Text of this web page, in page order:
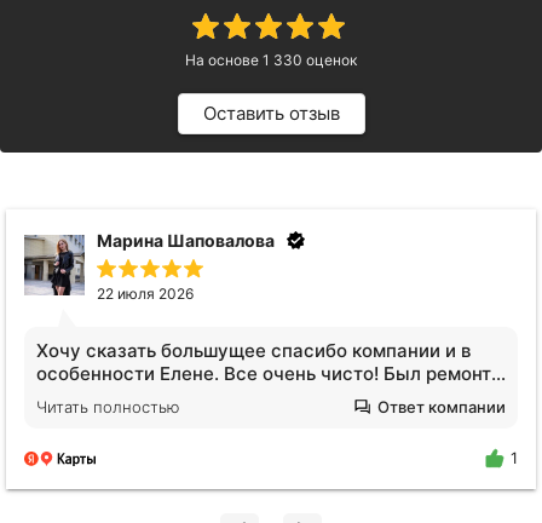
На основе 1 330 оценок
Оставить отзыв
Марина Шаповалова
22 июля 2026
Хочу сказать большущее спасибо компании и в
особенности Елене. Все очень чисто! Был ремонт в
ванной, и вся студия была в пыли. Я пришла и
просто афигела от чистого воздуха!!! Просто
Читать полностью Ответ компании
1